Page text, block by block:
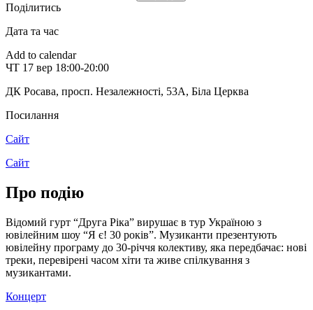
Поділитись
Дата та час
Add to calendar
ЧТ 17 вер 18:00-20:00
ДК Росава, просп. Незалежності, 53А, Біла Церква
Посилання
Сайт
Сайт
Про подію
Відомий гурт “Друга Ріка” вирушає в тур Україною з
ювілейним шоу “Я є! 30 років”. Музиканти презентують
ювілейну програму до 30-річчя колективу, яка передбачає: нові
треки, перевірені часом хіти та живе спілкування з
музикантами.
Концерт